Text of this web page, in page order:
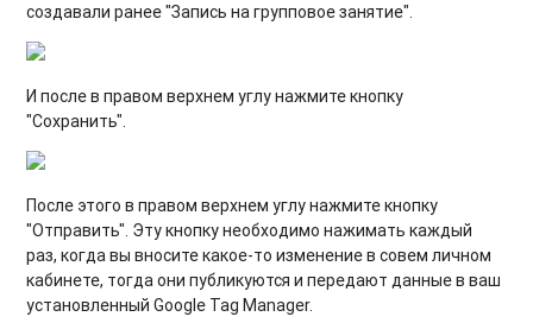
создавали ранее "Запись на групповое занятие".
И после в правом верхнем углу нажмите кнопку
"Сохранить".
После этого в правом верхнем углу нажмите кнопку
"Отправить". Эту кнопку необходимо нажимать каждый
раз, когда вы вносите какое-то изменение в совем личном
кабинете, тогда они публикуются и передают данные в ваш
установленный Google Tag Manager.